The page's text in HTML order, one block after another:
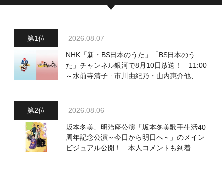
2026.08.07
NHK「新・BS日本のうた」「BS日本のう
た」チャンネル銀河で8月10日放送！ 11:00
～水前寺清子・市川由紀乃・山内惠介他、
2026.08.06
坂本冬美、明治座公演「坂本冬美歌手生活40
周年記念公演～今日から明日へ～」のメイン
ビジュアル公開！ 本人コメントも到着